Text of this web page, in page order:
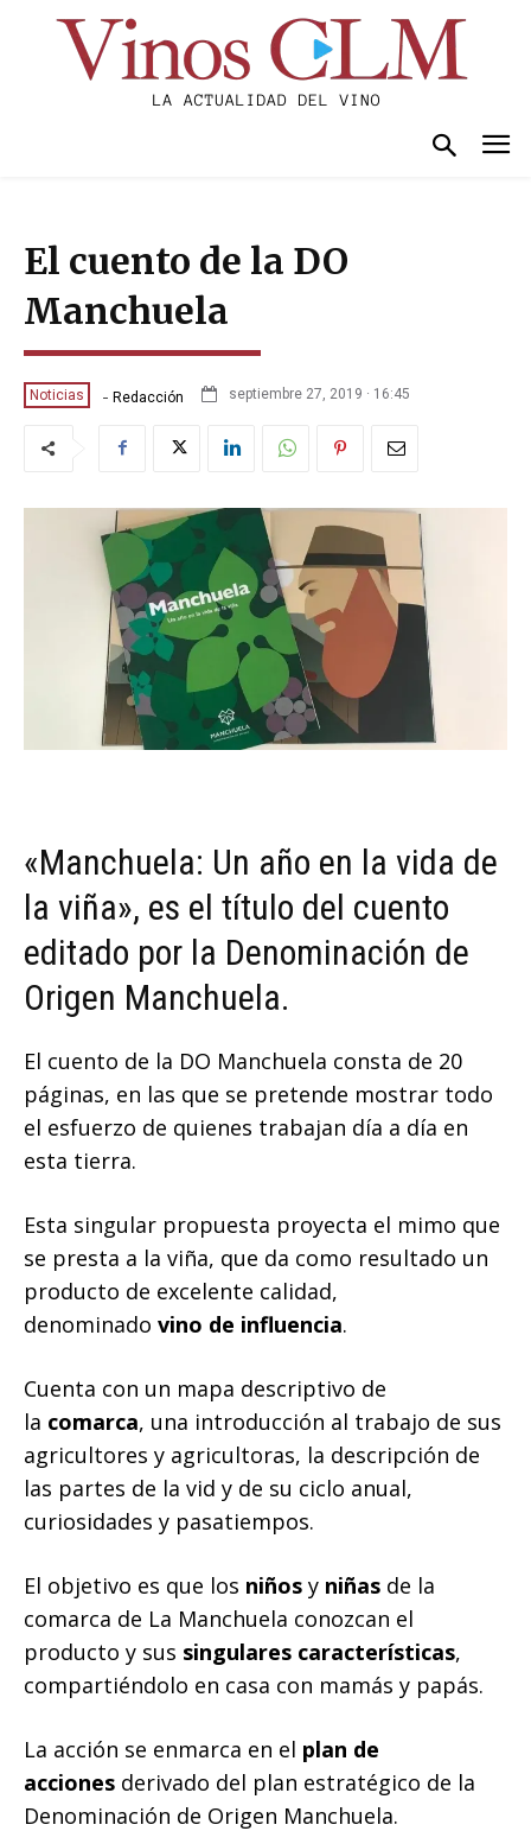
El cuento de la DO
Manchuela
Noticias - Redacción septiembre 27, 2019 · 16:45
«Manchuela: Un año en la vida de
la viña», es el título del cuento
editado por la Denominación de
Origen Manchuela.
El cuento de la DO Manchuela consta de 20
páginas, en las que se pretende mostrar todo
el esfuerzo de quienes trabajan día a día en
esta tierra.
Esta singular propuesta proyecta el mimo que
se presta a la viña, que da como resultado un
producto de excelente calidad,
denominado vino de influencia.
Cuenta con un mapa descriptivo de
la comarca, una introducción al trabajo de sus
agricultores y agricultoras, la descripción de
las partes de la vid y de su ciclo anual,
curiosidades y pasatiempos.
El objetivo es que los niños y niñas de la
comarca de La Manchuela conozcan el
producto y sus singulares características,
compartiéndolo en casa con mamás y papás.
La acción se enmarca en el plan de
acciones derivado del plan estratégico de la
Denominación de Origen Manchuela.